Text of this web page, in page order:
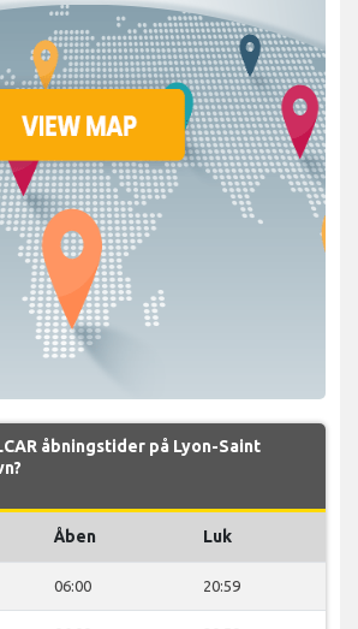
åbningstider på Lyon-Saint
Åben Luk
06:00 20:59